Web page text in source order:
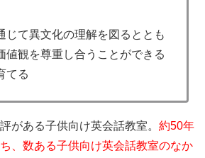
じて異文化の理解を図るととも
値観を尊重し合うことができる
てる
がある子供向け英会話教室。 約50年
、数ある子供向け英会話教室のなか